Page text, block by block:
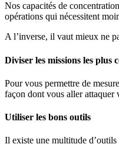
Nos capacités de
opérations qui nécessitent
A l’inverse, il vaut mieux ne
Diviser les missions les plus
Pour vous permettre de
façon dont vous aller attaquer
Utiliser les bons outils
Il existe une multitude